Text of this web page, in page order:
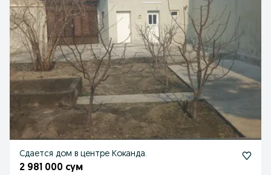
Сдается дом в центре Коканда.
2 981 000 сум